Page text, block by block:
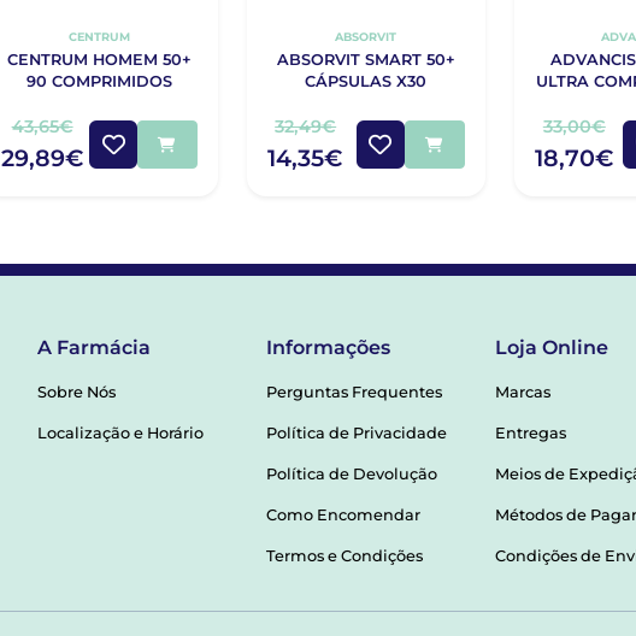
CENTRUM
CENTRUM HOMEM 50+
90 COMPRIMIDOS
43,65€
29,89€
ABSORVIT
ABSORVIT SMART 50+
CÁPSULAS X30
32,49€
14,35€
ULTRA
33,00€
18,70€
A Farmácia
Sobre Nós
Localização e Horário
Informações
Perguntas Frequentes
Política de Privacidade
Política de Devolução
Como Encomendar
Termos e Condições
Loja Online
Marcas
Entregas
Meios de
Métodos de
Condições de